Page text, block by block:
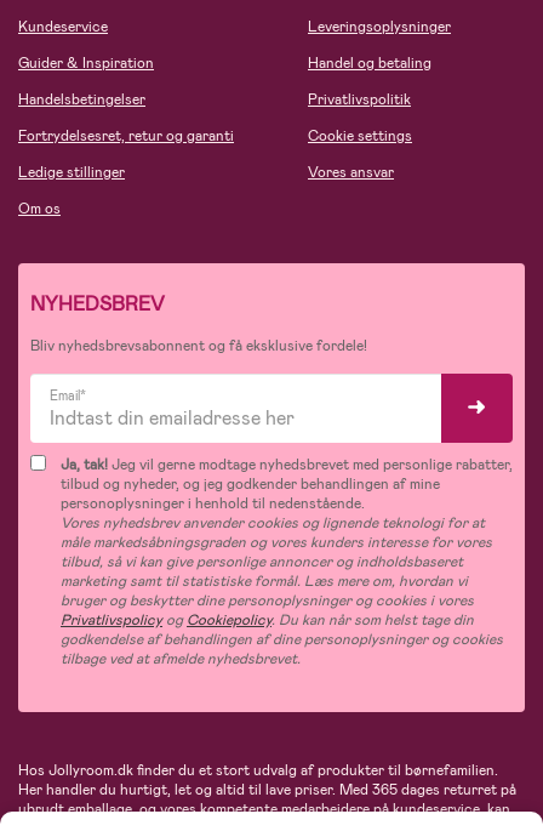
Kundeservice
Guider & Inspiration
Handelsbetingelser
Fortrydelsesret, retur og garanti
Ledige stillinger
Om os
Leveringsoplysninger
Handel og betaling
Privatlivspolitik
Cookie settings
Vores ansvar
NYHEDSBREV
Bliv nyhedsbrevsabonnent og få eksklusive fordele!
Email*
Ja, tak!Jeg vil gerne modtage nyhedsbrevet med personlige rabatter,
tilbud og nyheder, og jeg godkender behandlingen af mine
personoplysninger i henhold til nedenstående.
Vores nyhedsbrev anvender cookies og lignende teknologi for at
måle markedsåbningsgraden og vores kunders interesse for vores
tilbud, så vi kan give personlige annoncer og indholdsbaseret
marketing samt til statistiske formål. Læs mere om, hvordan vi
bruger og beskytter dine personoplysninger og cookies i vores
PrivatlivspolicyogCookiepolicy. Du kan når som helst tage din
godkendelse af behandlingen af dine personoplysninger og cookies
tilbage ved at afmelde nyhedsbrevet.
Hos Jollyroom.dk finder du et stort udvalg af produkter til børnefamilien.
Her handler du hurtigt, let og altid til lave priser. Med 365 dages returret på
ubrudt emballage, og vores kompetente medarbejdere på kundeservice, kan